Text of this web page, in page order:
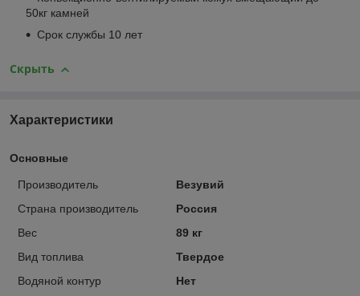
50кг камней
Срок службы 10 лет
Скрыть
Характеристики
Основные
Производитель
Везувий
Страна производитель
Россия
Вес
89 кг
Вид топлива
Твердое
Водяной контур
Нет